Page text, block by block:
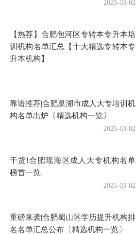
2025-03-02
【热荐】合肥包河区专转本专升本培
训机构名单汇总【十大精选专转本专
升本机构】
靠谱推荐|合肥巢湖市成人大专培训机
构名单出炉〔精选机构一览〕
2025-03-02
干货!合肥瑶海区成人大专机构名单
榜首一览
2025-03-02
重磅来袭|合肥蜀山区学历提升机构排
名名单汇总公布〔精选机构一览〕